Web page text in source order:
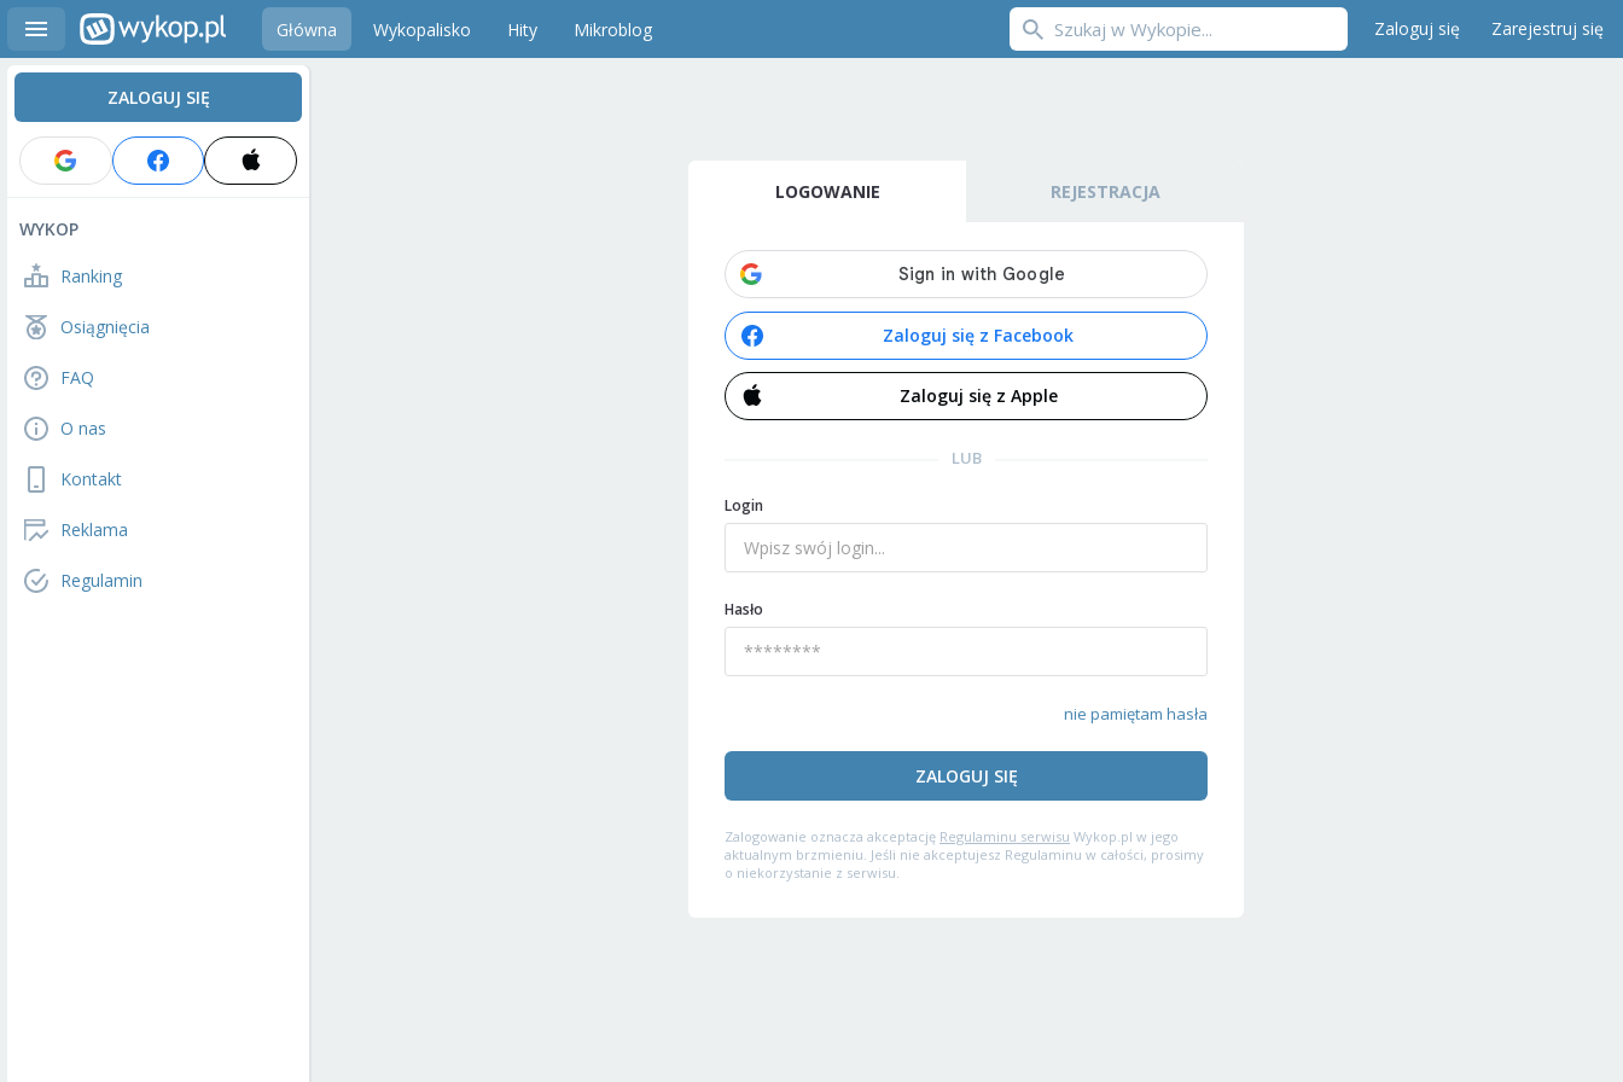
Główna Wykopalisko Hity Mikroblog Zaloguj się Zarejestruj się
ZALOGUJ SIĘ
WYKOP
Ranking
Osiągnięcia
FAQ
O nas
Kontakt
Reklama
Regulamin
LOGOWANIE REJESTRACJA
Zaloguj się z Facebook
Zaloguj się z Apple
LUB
Login
Hasło
nie pamiętam hasła
ZALOGUJ SIĘ
Zalogowanie oznacza akceptację Regulaminu serwisu Wykop.pl w jego
aktualnym brzmieniu. Jeśli nie akceptujesz Regulaminu w całości, prosimy
o niekorzystanie z serwisu.